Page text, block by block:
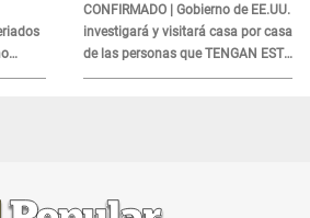
CONFIRMADO | Gobierno de EE.UU.
investigará y visitará casa por casa
de las personas que TENGAN ESTE
TRABAJO